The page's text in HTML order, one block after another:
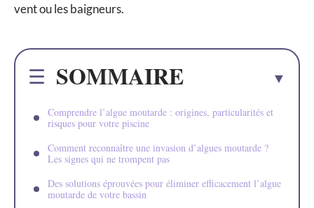
vent ou les baigneurs.
SOMMAIRE
Comprendre l’algue moutarde : origines, particularités et
risques pour votre piscine
Comment reconnaître une invasion d’algues moutarde ?
Les signes qui ne trompent pas
Des solutions éprouvées pour éliminer efficacement l’algue
moutarde de votre bassin